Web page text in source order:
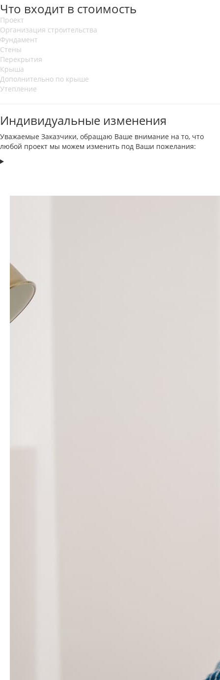
Что входит в стоимость
Проект
Организация строительства
Фундамент
Стены
Перекрытия
Крыша
Дополнительно по крыше
Утепление
Индивидуальные изменения
Уважаемые Заказчики, обращаю Ваше внимание на то, что
любой проект мы можем изменить под Ваши пожелания: